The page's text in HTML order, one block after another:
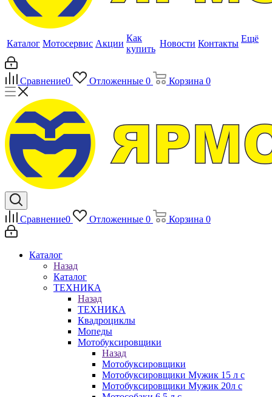
Каталог Мотосервис Акции
Как
купить
Новости Контакты Ещё
Сравнение0 Отложенные 0 Корзина 0
Сравнение0 Отложенные 0 Корзина 0
Каталог
Назад
Каталог
ТЕХНИКА
Назад
ТЕХНИКА
Квадроциклы
Мопеды
Мотобуксировщики
Назад
Мотобуксировщики
Мотобуксировщики Мужик 15 л с
Мотобуксировщики Мужик 20л с